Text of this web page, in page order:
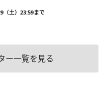
（土）23:59まで
ー一覧を見る